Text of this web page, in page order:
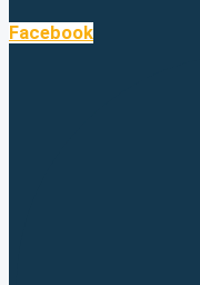
Facebook